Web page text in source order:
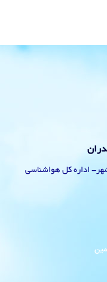
ساری قائمشهر- اداره کل هواشناسی